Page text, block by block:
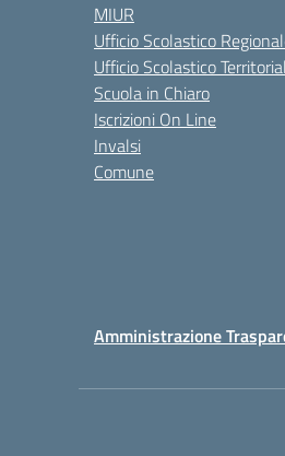
MIUR
Ufficio Scolastico
Ufficio Scolastico
Scuola in Chiaro
Iscrizioni On Line
Invalsi
Comune
Amministrazione